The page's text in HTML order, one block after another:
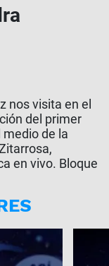
nos visita en el
del primer
de la
en vivo. Bloque